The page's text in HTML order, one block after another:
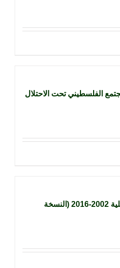
الفلسطيني تحت الاحتلال
العلاقات التركية الإسرائيلية 2002-2016 (النسخة